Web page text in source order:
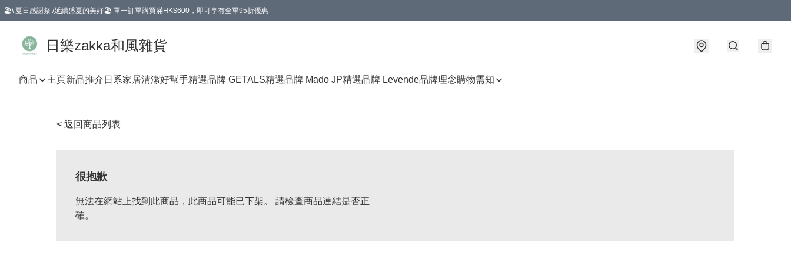
🏖️\ 夏日感謝祭 /延續盛夏的美好🏖️ 單一訂單購買滿HK$600，即可享有全單95折優惠
日樂zakka和風雜貨
商品 主頁新品推介 日系家居清潔好幫手精選品牌 GETALS精選品牌 Mado JP精選品牌 Levende品牌理念購物需知
< 返回商品列表
很抱歉
無法在網站上找到此商品，此商品可能已下架。 請檢查商品連結是否正
確。